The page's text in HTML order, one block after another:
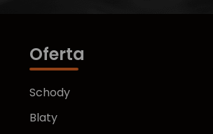
Oferta
Schody
Blaty